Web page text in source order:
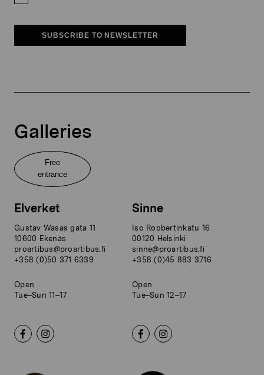
SUBSCRIBE TO NEWSLETTER
Galleries
Free
entrance
Elverket
Gustav Wasas gata 11
10600 Ekenäs
proartibus@proartibus.fi
+358 (0)50 371 6339
Open
Tue–Sun 11–17
Sinne
Iso Roobertinkatu 16
00120 Helsinki
sinne@proartibus.fi
+358 (0)45 883 3716
Open
Tue–Sun 12–17